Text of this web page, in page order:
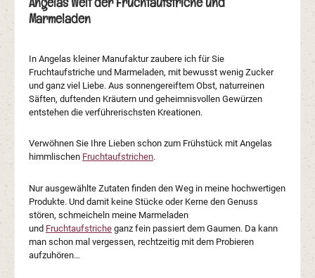
Angelas Welt der Fruchtaufstriche und
Marmeladen
In Angelas kleiner Manufaktur zaubere ich für Sie
Fruchtaufstriche und Marmeladen, mit bewusst wenig Zucker
und ganz viel Liebe. Aus sonnengereiftem Obst, naturreinen
Säften, duftenden Kräutern und geheimnisvollen Gewürzen
entstehen die verführerischsten Kreationen.
Verwöhnen Sie Ihre Lieben schon zum Frühstück mit Angelas
himmlischen Fruchtaufstrichen.
Nur ausgewählte Zutaten finden den Weg in meine hochwertigen
Produkte. Und damit keine Stücke oder Kerne den Genuss
stören, schmeicheln meine Marmeladen
und Fruchtaufstriche ganz fein passiert dem Gaumen. Da kann
man schon mal vergessen, rechtzeitig mit dem Probieren
aufzuhören…